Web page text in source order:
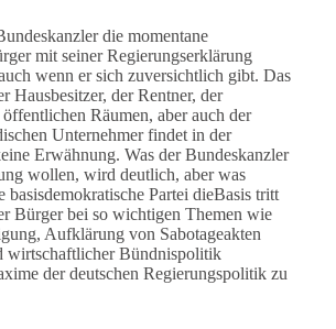
die momentane
mit seiner Regierungserklärung
wenn er sich zuversichtlich gibt. Das
Hausbesitzer, der Rentner, der
Räumen, aber auch der
Unternehmer findet in der
Erwähnung. Was der Bundeskanzler
wollen, wird deutlich, aber was
Partei dieBasis tritt
Bürger bei so wichtigen Themen wie
Aufklärung von Sabotageakten
wirtschaftlicher Bündnispolitik
der deutschen Regierungspolitik zu